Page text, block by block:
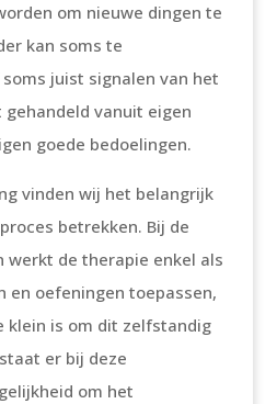
om nieuwe dingen te
kan soms te
juist signalen van het
gehandeld vanuit eigen
goede bedoelingen.
vinden wij het belangrijk
betrekken. Bij de
werkt de therapie enkel als
en oefeningen toepassen,
klein is om dit zelfstandig
er bij deze
om het